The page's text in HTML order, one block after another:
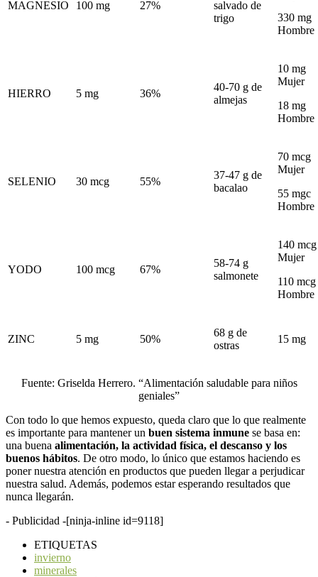
MAGNESIO 100 mg 27%
salvado de
trigo
330 mg
Hombre
HIERRO 5 mg 36%
40-70 g de
almejas
10 mg
Mujer
18 mg
Hombre
SELENIO 30 mcg 55%
37-47 g de
bacalao
70 mcg
Mujer
55 mgc
Hombre
YODO 100 mcg 67%
58-74 g
salmonete
140 mcg
Mujer
110 mcg
Hombre
ZINC 5 mg 50%
68 g de
ostras
15 mg
Fuente: Griselda Herrero. “Alimentación saludable para niños
geniales”
Con todo lo que hemos expuesto, queda claro que lo que realmente
es importante para mantener un buen sistema inmune se basa en:
una buena alimentación, la actividad física, el descanso y los
buenos hábitos. De otro modo, lo único que estamos haciendo es
poner nuestra atención en productos que pueden llegar a perjudicar
nuestra salud. Además, podemos estar esperando resultados que
nunca llegarán.
- Publicidad -[ninja-inline id=9118]
ETIQUETAS
invierno
minerales